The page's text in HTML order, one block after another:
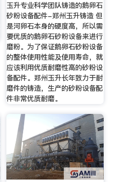
玉升专业科学团队铸造的鹅卵石
砂粉设备配件-郑州玉升铸造 但
是河卵石本身的硬度高，所以需
要优质的鹅卵石砂粉设备来进行
磨粉。为了保证鹅卵石砂粉设备
的整体使用性能及使用寿命，就
应该利用优质耐磨性高的砂粉设
备配件。郑州玉升长年致力于耐
磨件的铸造，生产的砂粉设备配
件非常优质耐磨。